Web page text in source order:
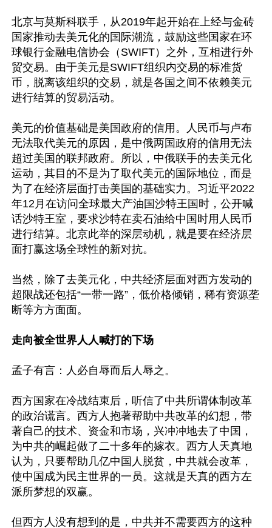
北京与莫斯科联手，从2019年起开始在上经与金砖
国家推动去美元化的国际潮流，鼓励这些国家在环
球银行金融电信协会（SWIFT）之外，互相进行外
贸交易。由于美元是SWIFT组织内交易的标准货
币，脱离该组织的交易，就是各国之间不依赖美元
进行结算的贸易活动。
美元的价值基础是美国政府的信用。人民币与卢布
无法取代美元的原因，是中俄两国政府的信用无法
超过美国的联邦政府。所以，中俄联手的去美元化
运动，其目的不是为了取代美元的国际地位，而是
为了在经济层面打击美国的基础实力。习近平2022
年12月在访问全球最大产油国沙特王国时，公开喊
话沙特王室，要求沙特在卖石油给中国时用人民币
进行结算。北京此举的深层动机，就是要在经济层
面打赢这场全球性的新对抗。
当然，除了去美元化，中共经济层面对西方发动的
超限战还包括“一带一路”，低价格倾销，稀有资源垄
断等方方面面。
走向被全世界人人喊打的下场
孟子有言：人必自辱而后人辱之。
西方国家在冷战结束后，听信了中共所谓体制改革
的政治谎言。西方人抱著帮助中共改革的幻想，带
著自己的技术、资金和市场，兴冲冲地去了中国，
为中共的崛起做了二十多年的嫁衣。西方人天真地
认为，只要帮助几亿中国人脱贫，中共就会改革，
使中国成为民主世界的一员。这就是天真的西方左
派所梦想的双赢。
但西方人没有想到的是，中共并不需要西方的这种